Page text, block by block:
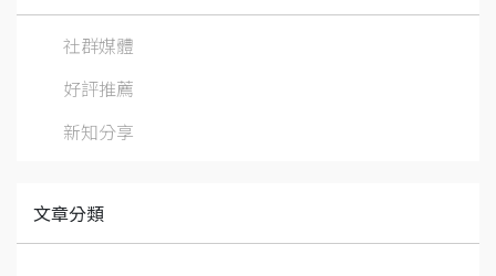
社群媒體
好評推薦
新知分享
文章分類